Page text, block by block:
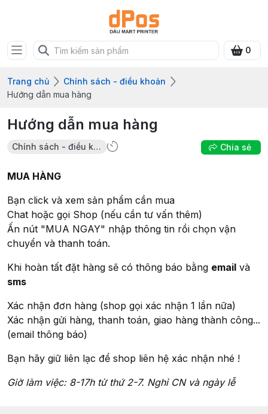
0
Trang chủ
Chính sách - điều khoản
Hướng dẫn mua hàng
Hướng dẫn mua hàng
Chính sách - điều khoản Chia sẻ
MUA HÀNG
Bạn click và xem sản phẩm cần mua
Chat hoặc gọi Shop (nếu cần tư vấn thêm)
Ấn nút "MUA NGAY" nhập thông tin rồi chọn vận
chuyển và thanh toán.
Khi hoàn tất đặt hàng sẽ có thông báo bằng email và
sms
Xác nhận đơn hàng (shop gọi xác nhận 1 lần nữa)
Xác nhận gửi hàng, thanh toán, giao hàng thành công...
(email thông báo)
Bạn hãy giữ liên lạc để shop liên hệ xác nhận nhé !
Giờ làm việc: 8-17h từ thứ 2-7. Nghỉ CN và ngày lễ